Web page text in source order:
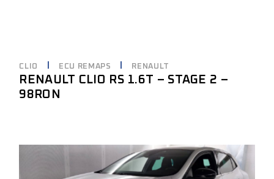
CLIO ECU REMAPS RENAULT
RENAULT CLIO RS 1.6T – STAGE 2 –
98RON